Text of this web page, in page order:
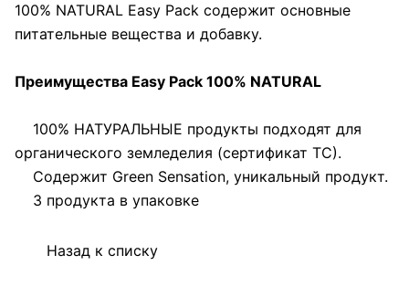
100% NATURAL Easy Pack содержит основные
питательные вещества и добавку.
Преимущества Easy Pack 100% NATURAL
100% НАТУРАЛЬНЫЕ продукты подходят для
органического земледелия (сертификат ТС).
Содержит Green Sensation, уникальный продукт.
3 продукта в упаковке
Назад к списку